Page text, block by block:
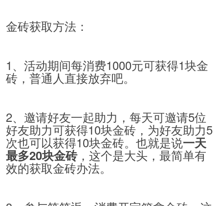
金砖获取方法：
1、活动期间每消费1000元可获得1块金
砖，普通人直接放弃吧。
2、邀请好友一起助力，每天可邀请5位
好友助力可获得10块金砖，为好友助力5
次也可以获得10块金砖。也就是说一天
最多20块金砖，这个是大头，最简单有
效的获取金砖办法。